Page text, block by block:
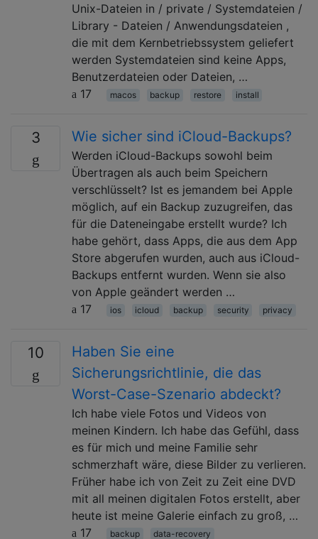
Unix-Dateien in / private / Systemdateien /
Library - Dateien / Anwendungsdateien ,
die mit dem Kernbetriebssystem geliefert
werden Systemdateien sind keine Apps,
Benutzerdateien oder Dateien, …
17
macos backup restore install
3 Wie sicher sind iCloud-Backups?
Werden iCloud-Backups sowohl beim
Übertragen als auch beim Speichern
verschlüsselt? Ist es jemandem bei Apple
möglich, auf ein Backup zuzugreifen, das
für die Dateneingabe erstellt wurde? Ich
habe gehört, dass Apps, die aus dem App
Store abgerufen wurden, auch aus iCloud-
Backups entfernt wurden. Wenn sie also
von Apple geändert werden …
17
ios icloud backup security privacy
10
Haben Sie eine
Sicherungsrichtlinie, die das
Worst-Case-Szenario abdeckt?
Ich habe viele Fotos und Videos von
meinen Kindern. Ich habe das Gefühl, dass
es für mich und meine Familie sehr
schmerzhaft wäre, diese Bilder zu verlieren.
Früher habe ich von Zeit zu Zeit eine DVD
mit all meinen digitalen Fotos erstellt, aber
heute ist meine Galerie einfach zu groß, …
17
backup data-recovery